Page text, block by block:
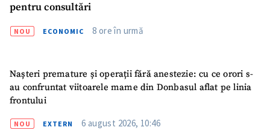
pentru consultări
NOU ECONOMIC 8 ore în urmă
Nașteri premature și operații fără anestezie: cu ce orori s-
au confruntat viitoarele mame din Donbasul aflat pe linia
frontului
NOU EXTERN 6 august 2026, 10:46
ȘTIREA MEA